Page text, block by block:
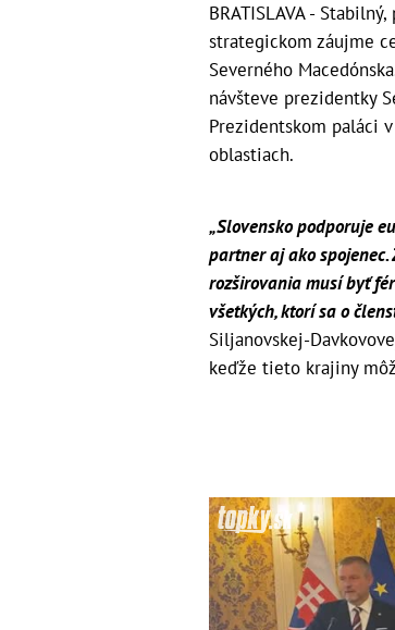
BRATISLAVA -
strategickom záujme
Severného
návšteve prezidentky
Prezidentskom paláci
oblastiach.
„Slovensko podporuje
partner aj ako spojenec.
rozširovania musí byť
všetkých, ktorí sa o
Siljanovskej-
keďže tieto krajiny